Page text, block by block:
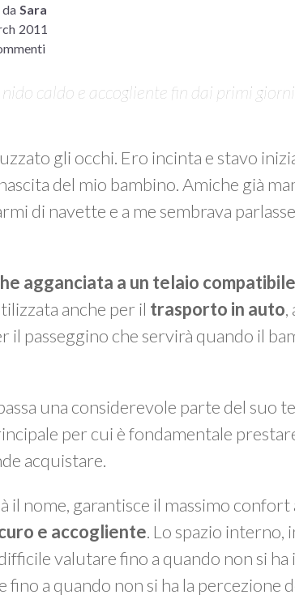
Sara
2011
caldo e accogliente fin dai primi
gli occhi. Ero incinta e stavo
del mio bambino. Amiche già
di navette e a me sembrava
agganciata a un telaio
anche per il trasporto in auto,
il passeggino che servirà quando il
una considerevole parte del suo
per cui è fondamentale
acquistare.
il nome, garantisce il massimo confort
e accogliente. Lo spazio interno,
valutare fino a quando non si
fino a quando non si ha la percezione